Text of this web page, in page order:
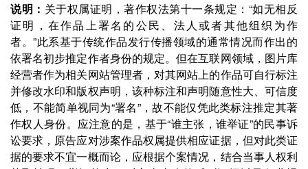
说明： 关于权属证明，著作权法第十一条规定：“如无相反
证明，在作品上署名的公民、法人或者其他组织为作
者。”此系基于传统作品发行传播领域的通常情况而作出的
依署名初步推定作者身份的规定。但在互联网领域，图片库
经营者作为相关网站管理者，对其网站上的作品可自行标注
并修改水印和版权声明，该种标注和声明随意性大、可信度
低，不能简单视同为“署名”，故不能仅凭此类标注推定其著
作权人身份。应注意的是，基于“谁主张，谁举证”的民事诉
讼要求，原告应对涉案作品权属提供相应证据，但对此类证
据的要求不宜一概而论，应根据个案情况，结合当事人权利